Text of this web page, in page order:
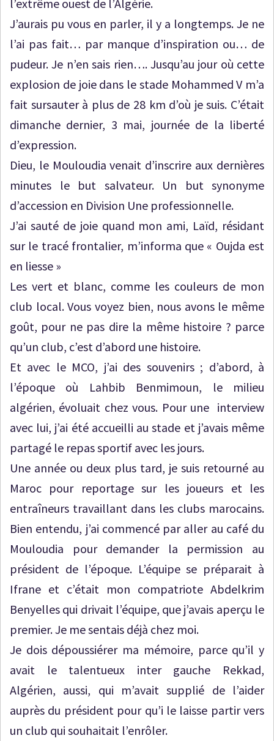
l’extrême ouest de l’Algérie.
J’aurais pu vous en parler, il y a longtemps. Je ne
l’ai pas fait… par manque d’inspiration ou… de
pudeur. Je n’en sais rien…. Jusqu’au jour où cette
explosion de joie dans le stade Mohammed V m’a
fait sursauter à plus de 28 km d’où je suis. C’était
dimanche dernier, 3 mai, journée de la liberté
d’expression.
Dieu, le Mouloudia venait d’inscrire aux dernières
minutes le but salvateur. Un but synonyme
d’accession en Division Une professionnelle.
J’ai sauté de joie quand mon ami, Laïd, résidant
sur le tracé frontalier, m’informa que « Oujda est
en liesse »
Les vert et blanc, comme les couleurs de mon
club local. Vous voyez bien, nous avons le même
goût, pour ne pas dire la même histoire ? parce
qu’un club, c’est d’abord une histoire.
Et avec le MCO, j’ai des souvenirs ; d’abord, à
l’époque où Lahbib Benmimoun, le milieu
algérien, évoluait chez vous. Pour une interview
avec lui, j’ai été accueilli au stade et j’avais même
partagé le repas sportif avec les jours.
Une année ou deux plus tard, je suis retourné au
Maroc pour reportage sur les joueurs et les
entraîneurs travaillant dans les clubs marocains.
Bien entendu, j’ai commencé par aller au café du
Mouloudia pour demander la permission au
président de l’époque. L’équipe se préparait à
Ifrane et c’était mon compatriote Abdelkrim
Benyelles qui drivait l’équipe, que j’avais aperçu le
premier. Je me sentais déjà chez moi.
Je dois dépoussiérer ma mémoire, parce qu’il y
avait le talentueux inter gauche Rekkad,
Algérien, aussi, qui m’avait supplié de l’aider
auprès du président pour qu’i le laisse partir vers
un club qui souhaitait l’enrôler.